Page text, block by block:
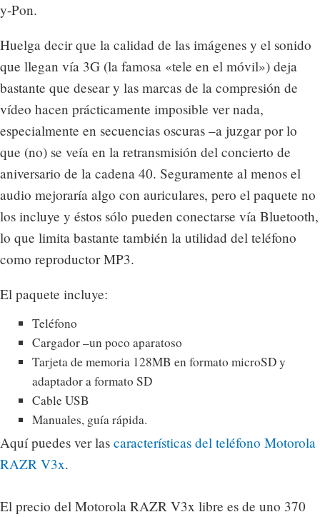
y-Pon.
Huelga decir que la calidad de las imágenes y el sonido
que llegan vía 3G (la famosa «tele en el móvil») deja
bastante que desear y las marcas de la compresión de
vídeo hacen prácticamente imposible ver nada,
especialmente en secuencias oscuras –a juzgar por lo
que (no) se veía en la retransmisión del concierto de
aniversario de la cadena 40. Seguramente al menos el
audio mejoraría algo con auriculares, pero el paquete no
los incluye y éstos sólo pueden conectarse vía Bluetooth,
lo que limita bastante también la utilidad del teléfono
como reproductor MP3.
El paquete incluye:
Teléfono
Cargador –un poco aparatoso
Tarjeta de memoria 128MB en formato microSD y
adaptador a formato SD
Cable USB
Manuales, guía rápida.
Aquí puedes ver las características del teléfono Motorola
RAZR V3x.
El precio del Motorola RAZR V3x libre es de uno 370